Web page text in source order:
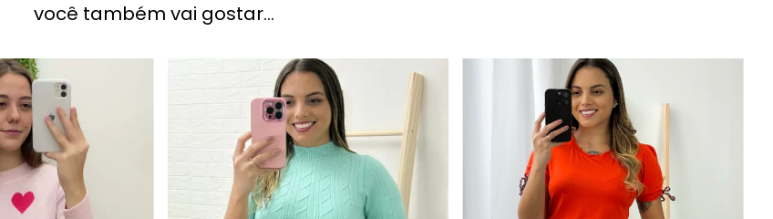
você também vai gostar...